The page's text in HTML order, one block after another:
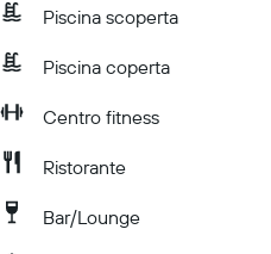
Piscina scoperta
Piscina coperta
Centro fitness
Ristorante
Bar/Lounge